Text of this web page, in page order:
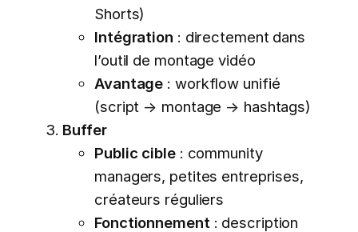
Shorts)
Intégration : directement dans
l’outil de montage vidéo
Avantage : workflow unifié
(script → montage → hashtags)
Buffer
Public cible: community
managers, petites entreprises,
créateurs réguliers
Fonctionnement : description